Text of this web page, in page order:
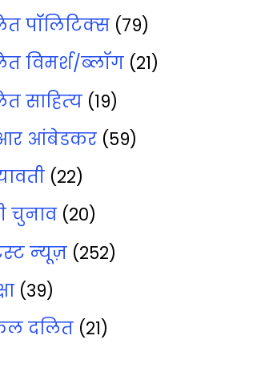
पॉलिटिक्‍स (79)
विमर्श/ब्‍लॉग (21)
साहित्‍य (19)
आंबेडकर (59)
(22)
चुनाव (20)
न्‍यूज़ (252)
(39)
दलित (21)